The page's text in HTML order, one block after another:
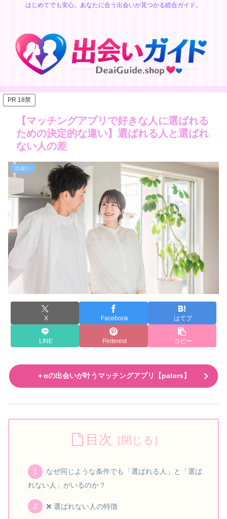
はじめてでも安心。あなたに合う出会いが見つかる総合ガイド。
PR 18禁
【マッチングアプリで好きな人に選ばれる
ための決定的な違い】選ばれる人と選ばれ
ない人の差
出会い
X Facebook はてブ
LINE Pinterest コピー
＋αの出会いが叶うマッチングアプリ【paters】
目次
なぜ同じような条件でも「選ばれる人」と「選ば
れない人」がいるのか？
❌ 選ばれない人の特徴